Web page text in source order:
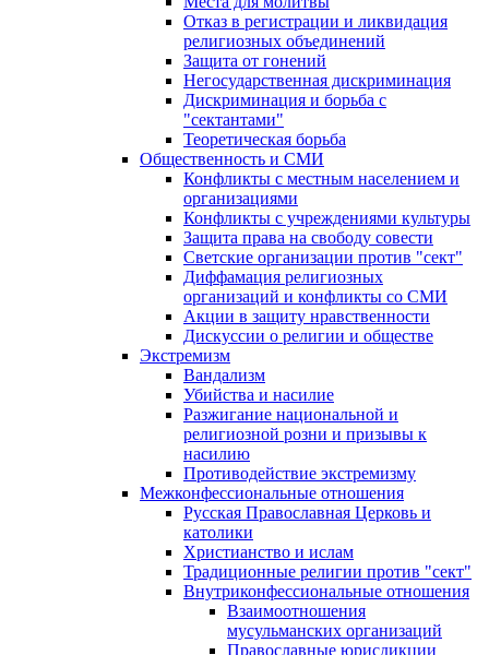
Отказ в регистрации и ликвидация
религиозных объединений
Защита от гонений
Негосударственная дискриминация
Дискриминация и борьба с
"сектантами"
Теоретическая борьба
Общественность и СМИ
Конфликты с местным населением и
организациями
Конфликты с учреждениями культуры
Защита права на свободу совести
Светские организации против "сект"
Диффамация религиозных
организаций и конфликты со СМИ
Акции в защиту нравственности
Дискуссии о религии и обществе
Экстремизм
Вандализм
Убийства и насилие
Разжигание национальной и
религиозной розни и призывы к
насилию
Противодействие экстремизму
Межконфессиональные отношения
Русская Православная Церковь и
католики
Христианство и ислам
Традиционные религии против "сект"
Внутриконфессиональные отношения
Взаимоотношения
мусульманских организаций
Православные юрисдикции